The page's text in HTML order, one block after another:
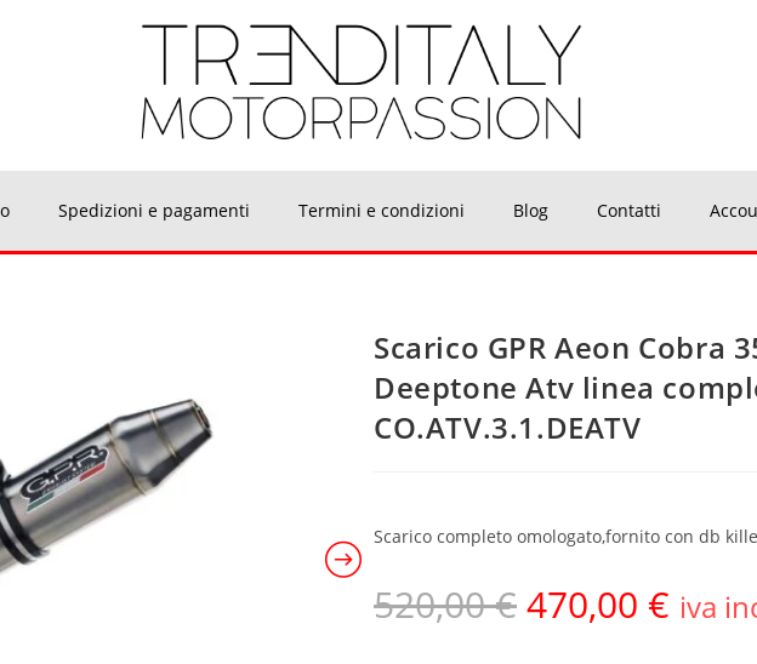
Spedizioni e pagamenti Termini e condizioni Blog Contatti
Scarico GPR Aeon Cobra
Deeptone Atv linea
CO.ATV.3.1.DEATV
Scarico completo omologato,fornito con db
520,00€470,00 € iva